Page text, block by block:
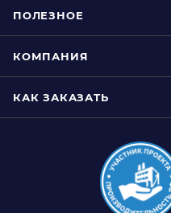
ПОЛЕЗНОЕ
КОМПАНИЯ
КАК ЗАКАЗАТЬ